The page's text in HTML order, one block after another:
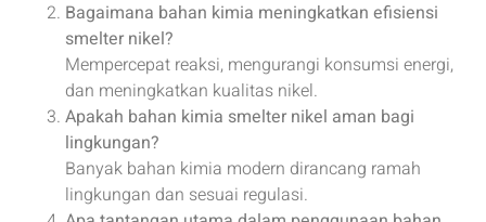
Bagaimana bahan kimia meningkatkan efisiensi
smelter nikel?
Mempercepat reaksi, mengurangi konsumsi energi,
dan meningkatkan kualitas nikel.
Apakah bahan kimia smelter nikel aman bagi
lingkungan?
Banyak bahan kimia modern dirancang ramah
lingkungan dan sesuai regulasi.